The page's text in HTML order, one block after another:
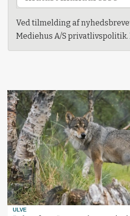
Ved tilmelding af
Mediehus A/S privatlivspolitik.
ULVE